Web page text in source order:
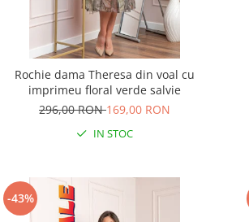
Rochie dama Theresa din voal cu
imprimeu floral verde salvie
296,00 RON169,00 RON
IN STOC
-43%